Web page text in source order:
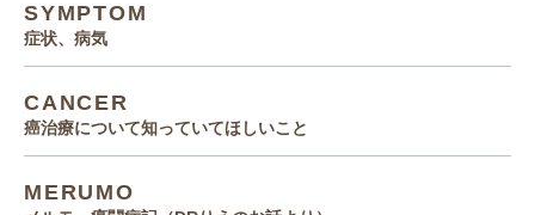
SYMPTOM
症状、病気
CANCER
癌治療について知っていてほしいこと
MERUMO